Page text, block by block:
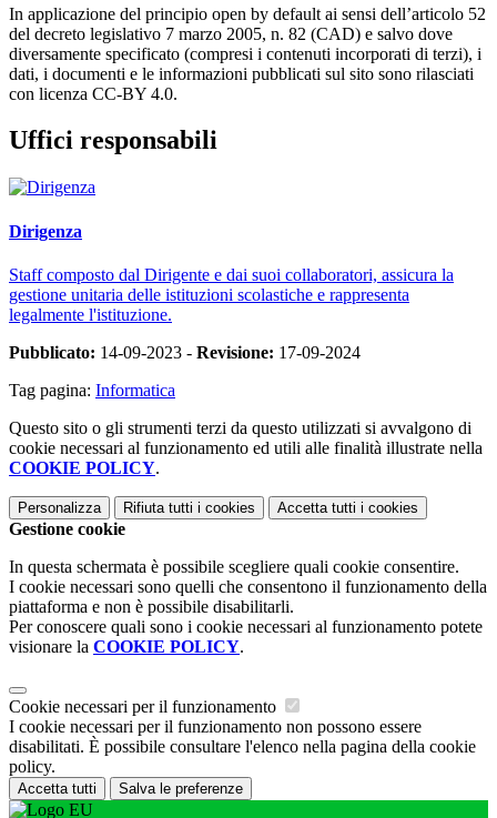
In applicazione del principio open by default ai sensi dell’articolo 52
del decreto legislativo 7 marzo 2005, n. 82 (CAD) e salvo dove
diversamente specificato (compresi i contenuti incorporati di terzi), i
dati, i documenti e le informazioni pubblicati sul sito sono rilasciati
con licenza CC-BY 4.0.
Uffici responsabili
Dirigenza
Staff composto dal Dirigente e dai suoi collaboratori, assicura la
gestione unitaria delle istituzioni scolastiche e rappresenta
legalmente l'istituzione.
Pubblicato: 14-09-2023 - Revisione: 17-09-2024
Tag pagina: Informatica
Questo sito o gli strumenti terzi da questo utilizzati si avvalgono di
cookie necessari al funzionamento ed utili alle finalità illustrate nella
COOKIE POLICY.
Personalizza Rifiuta tutti i cookies Accetta tutti i cookies
Gestione cookie
In questa schermata è possibile scegliere quali cookie consentire.
I cookie necessari sono quelli che consentono il funzionamento della
piattaforma e non è possibile disabilitarli.
Per conoscere quali sono i cookie necessari al funzionamento potete
visionare la COOKIE POLICY.
Cookie necessari per il funzionamento
I cookie necessari per il funzionamento non possono essere
disabilitati. È possibile consultare l'elenco nella pagina della cookie
policy.
Accetta tutti Salva le preferenze